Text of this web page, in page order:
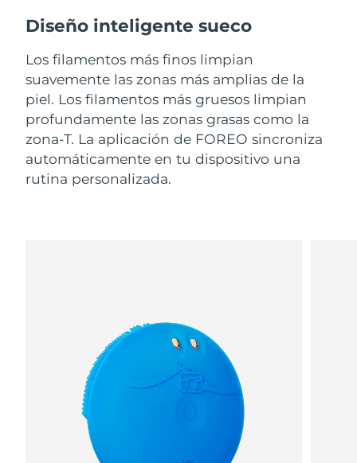
Diseño inteligente sueco
Los filamentos más finos limpian
suavemente las zonas más amplias de la
piel. Los filamentos más gruesos limpian
profundamente las zonas grasas como la
zona-T. La aplicación de FOREO sincroniza
automáticamente en tu dispositivo una
rutina personalizada.